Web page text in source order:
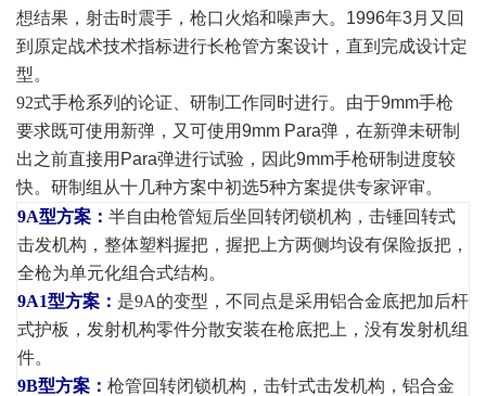
想结果，射击时震手，枪口火焰和噪声大。1996年3月又回
到原定战术技术指标进行长枪管方案设计，直到完成设计定
型。
92式手枪系列的论证、研制工作同时进行。由于9mm手枪
要求既可使用新弹，又可使用9mm Para弹，在新弹未研制
出之前直接用Para弹进行试验，因此9mm手枪研制进度较
快。研制组从十几种方案中初选5种方案提供专家评审。
9A型方案： 半自由枪管短后坐回转闭锁机构，击锤回转式
击发机构，整体塑料握把，握把上方两侧均设有保险扳把，
全枪为单元化组合式结构。
9A1型方案： 是9A的变型，不同点是采用铝合金底把加后杆
式护板，发射机构零件分散安装在枪底把上，没有发射机组
件。
9B型方案： 枪管回转闭锁机构，击针式击发机构，铝合金